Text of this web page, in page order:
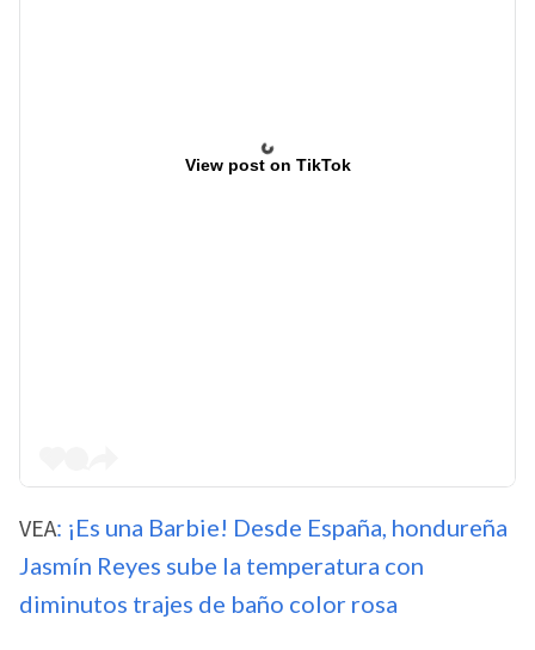
View post on TikTok
VEA: ¡Es una Barbie! Desde España, hondureña
Jasmín Reyes sube la temperatura con
diminutos trajes de baño color rosa